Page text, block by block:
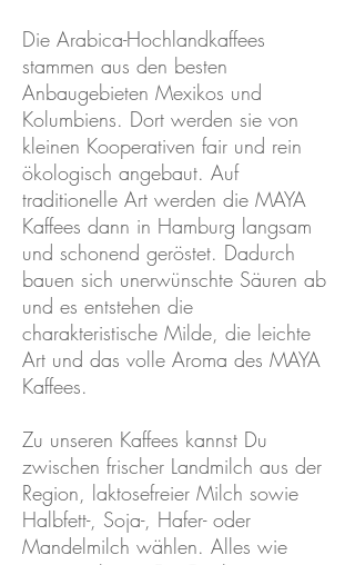
Die Arabica-Hochlandkaffees
stammen aus den besten
Anbaugebieten Mexikos und
Kolumbiens. Dort werden sie von
kleinen Kooperativen fair und rein
ökologisch angebaut. Auf
traditionelle Art werden die MAYA
Kaffees dann in Hamburg langsam
und schonend geröstet. Dadurch
bauen sich unerwünschte Säuren ab
und es entstehen die
charakteristische Milde, die leichte
Art und das volle Aroma des MAYA
Kaffees.
Zu unseren Kaffees kannst Du
zwischen frischer Landmilch aus der
Region, laktosefreier Milch sowie
Halbfett-, Soja-, Hafer- oder
Mandelmilch wählen. Alles wie